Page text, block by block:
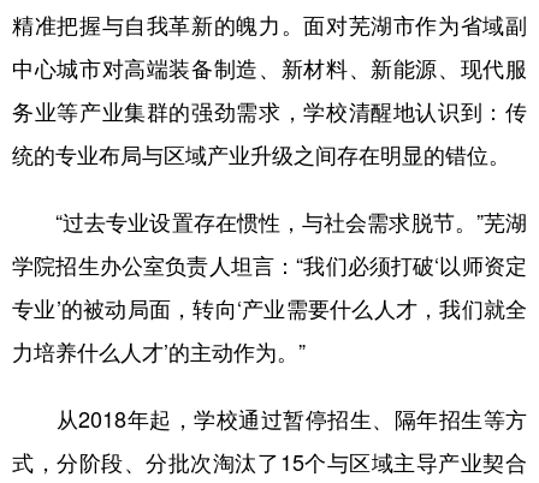
北京 天津 河北 山西
浙江 安徽 福建 江西
广西 海南
陕西 甘肃
精准把握与自我革新的魄力。面对芜湖市作为省域副
中心城市对高端装备制造、新材料、新能源、现代服
务业等产业集群的强劲需求，学校清醒地认识到：传
统的专业布局与区域产业升级之间存在明显的错位。
“过去专业设置存在惯性，与社会需求脱节。”芜湖
学院招生办公室负责人坦言：“我们必须打破‘以师资定
专业’的被动局面，转向‘产业需要什么人才，我们就全
力培养什么人才’的主动作为。”
从2018年起，学校通过暂停招生、隔年招生等方
式，分阶段、分批次淘汰了15个与区域主导产业契合